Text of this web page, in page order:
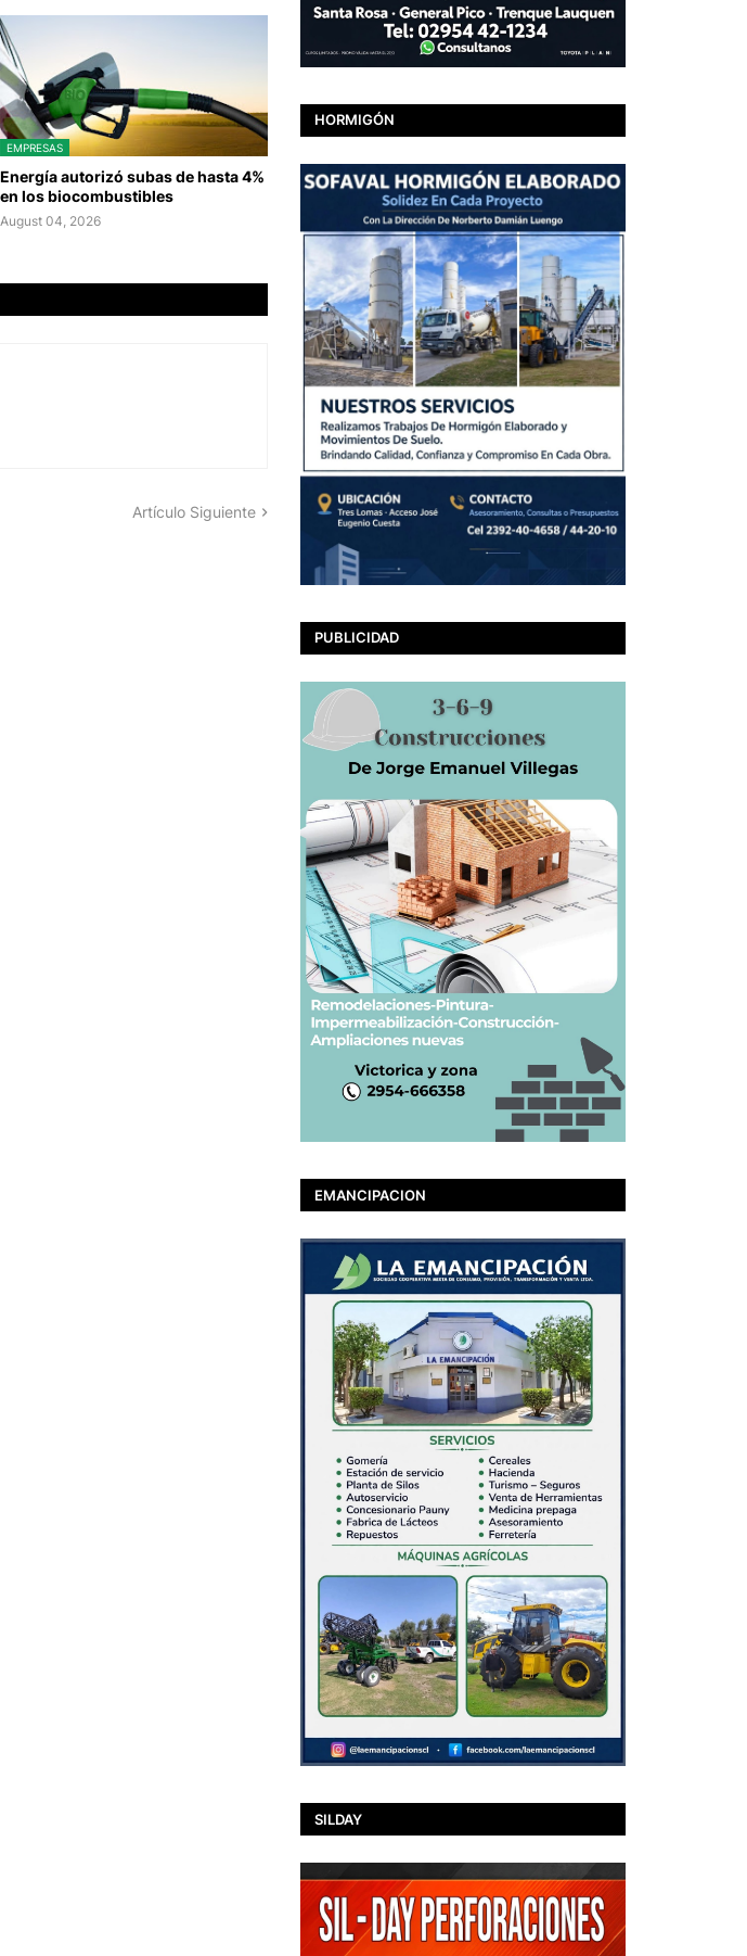
EMPRESAS
Energía autorizó subas de hasta 4%
en los biocombustibles
August 04, 2026
Artículo Siguiente
HORMIGÓN
PUBLICIDAD
EMANCIPACION
SILDAY